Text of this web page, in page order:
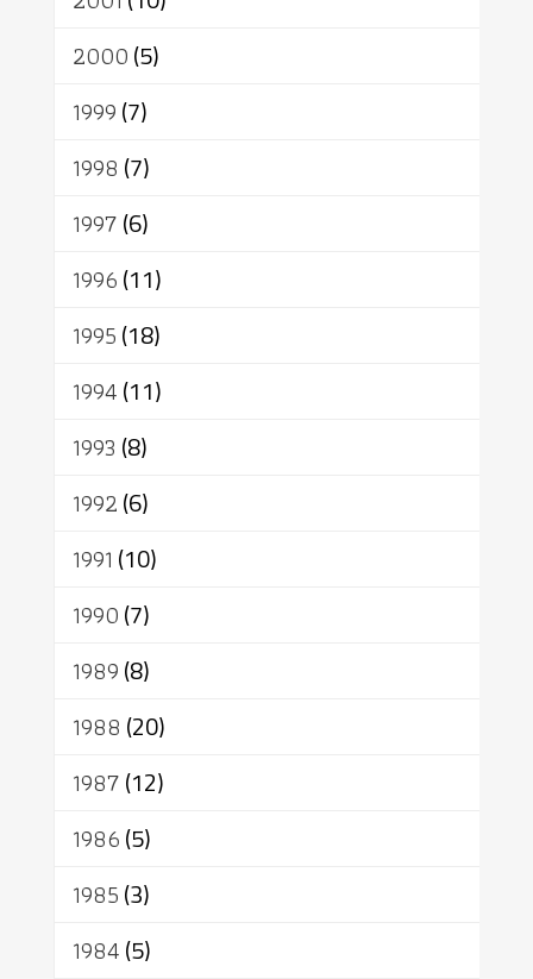
2000(5)
1999(7)
1998 (7)
1997(6)
1996(11)
1995(18)
1994(11)
1993 (8)
1992(6)
1991 (10)
1990(7)
1989(8)
1988 (20)
1987(12)
1986(5)
1985(3)
1984(5)